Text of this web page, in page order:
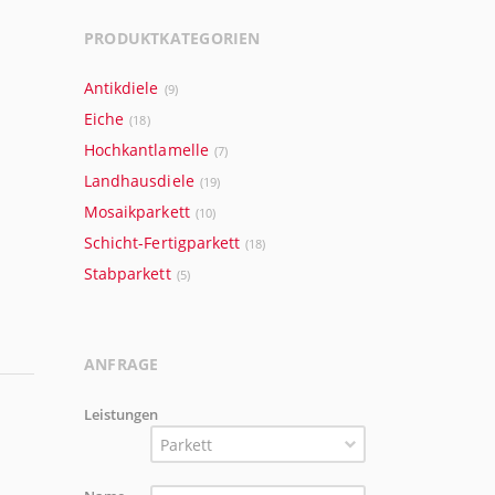
PRODUKTKATEGORIEN
Antikdiele (9)
Eiche (18)
Hochkantlamelle (7)
Landhausdiele (19)
Mosaikparkett (10)
Schicht-Fertigparkett (18)
Stabparkett (5)
ANFRAGE
Leistungen
Parkett